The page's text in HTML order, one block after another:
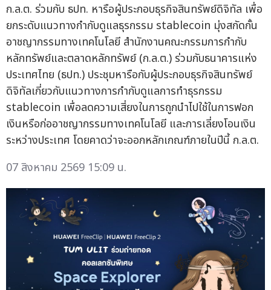
ก.ล.ต. ร่วมกับ ธปท. หารือผู้ประกอบธุรกิจสินทรัพย์ดิจิทัล เพื่อ
ยกระดับแนวทางกำกับดูแลธุรกรรม stablecoin มุ่งสกัดกั้น
อาชญากรรมทางเทคโนโลยี สำนักงานคณะกรรมการกำกับ
หลักทรัพย์และตลาดหลักทรัพย์ (ก.ล.ต.) ร่วมกับธนาคารแห่ง
ประเทศไทย (ธปท.) ประชุมหารือกับผู้ประกอบธุรกิจสินทรัพย์
ดิจิทัลเกี่ยวกับแนวทางการกำกับดูแลการทำธุรกรรม
stablecoin เพื่อลดความเสี่ยงในการถูกนำไปใช้ในการฟอก
เงินหรือก่ออาชญากรรมทางเทคโนโลยี และการเลี่ยงโอนเงิน
ระหว่างประเทศ โดยคาดว่าจะออกหลักเกณฑ์ภายในปีนี้ ก.ล.ต.
07 สิงหาคม 2569 15:09 น.